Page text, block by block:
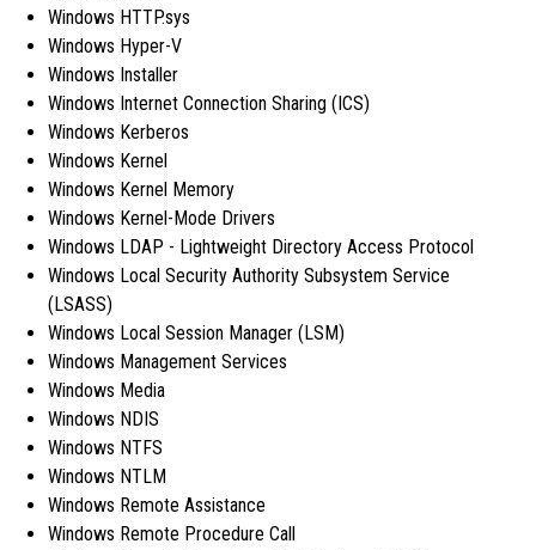
Windows HTTP.sys
Windows Hyper-V
Windows Installer
Windows Internet Connection Sharing (ICS)
Windows Kerberos
Windows Kernel
Windows Kernel Memory
Windows Kernel-Mode Drivers
Windows LDAP - Lightweight Directory Access Protocol
Windows Local Security Authority Subsystem Service
(LSASS)
Windows Local Session Manager (LSM)
Windows Management Services
Windows Media
Windows NDIS
Windows NTFS
Windows NTLM
Windows Remote Assistance
Windows Remote Procedure Call